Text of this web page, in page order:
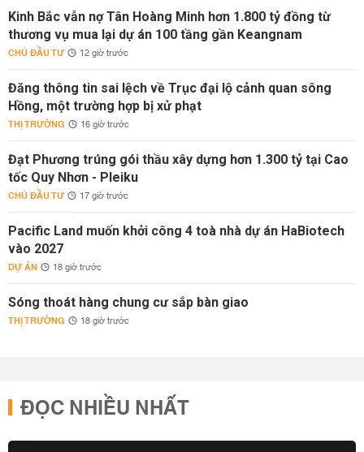
Kinh Bắc vẫn nợ Tân Hoàng Minh hơn 1.800 tỷ đồng từ
thương vụ mua lại dự án 100 tầng gần Keangnam
CHỦ ĐẦU TƯ 12 giờ trước
Đăng thông tin sai lệch về Trục đại lộ cảnh quan sông
Hồng, một trường hợp bị xử phạt
THỊ TRƯỜNG 16 giờ trước
Đạt Phương trúng gói thầu xây dựng hơn 1.300 tỷ tại Cao
tốc Quy Nhơn - Pleiku
CHỦ ĐẦU TƯ 17 giờ trước
Pacific Land muốn khởi công 4 toà nhà dự án HaBiotech
vào 2027
DỰ ÁN 18 giờ trước
Sóng thoát hàng chung cư sắp bàn giao
THỊ TRƯỜNG 18 giờ trước
ĐỌC NHIỀU NHẤT